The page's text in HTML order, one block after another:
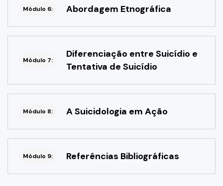
Módulo 6: Abordagem Etnográfica
Módulo 7:
Diferenciação entre Suicídio e
Tentativa de Suicídio
Módulo 8: A Suicidologia em Ação
Módulo 9: Referências Bibliográficas